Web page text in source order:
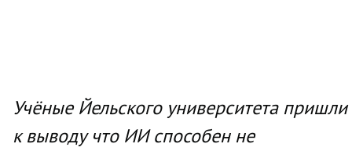
Учёные Йельского университета пришли
к выводу что ИИ способен не